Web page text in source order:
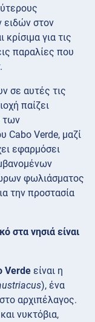
στον
για τις
παραλίες που
σε αυτές τις
παίζει
των
Cabo Verde, μαζί
εφαρμόσει
φωλιάσματος
την προστασία
στα νησιά είναι
Verde είναι η
), ένα
αρχιπέλαγος.
νυκτόβια,